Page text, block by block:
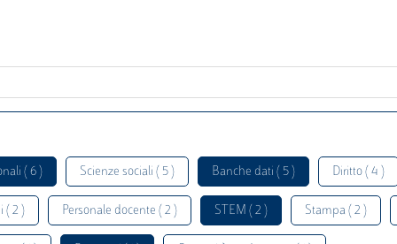
( 6 ) Scienze sociali ( 5 ) Banche dati ( 5 ) Diritto ( 4 )
( 2 ) Personale docente ( 2 ) STEM ( 2 ) Stampa ( 2 )